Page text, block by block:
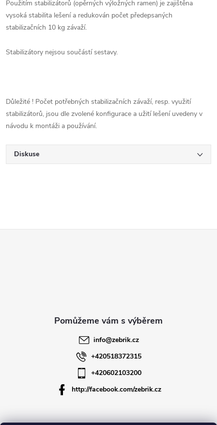
Použitím stabilizátorů (opěrných výložných ramen) je zajištěna
vysoká stabilita lešení a redukován počet předepsaných
stabilizačních 10 kg závaží.
Stabilizátory nejsou součástí sestavy.
Důležité ! Počet potřebných stabilizačních závaží, resp. využití
stabilizátorů, jsou dle zvolené konfigurace a užití lešení uvedeny v
návodu k montáži a používání.
Diskuse
info@zebrik.cz
+420518372315
+420602103200
http://facebook.com/zebrik.cz